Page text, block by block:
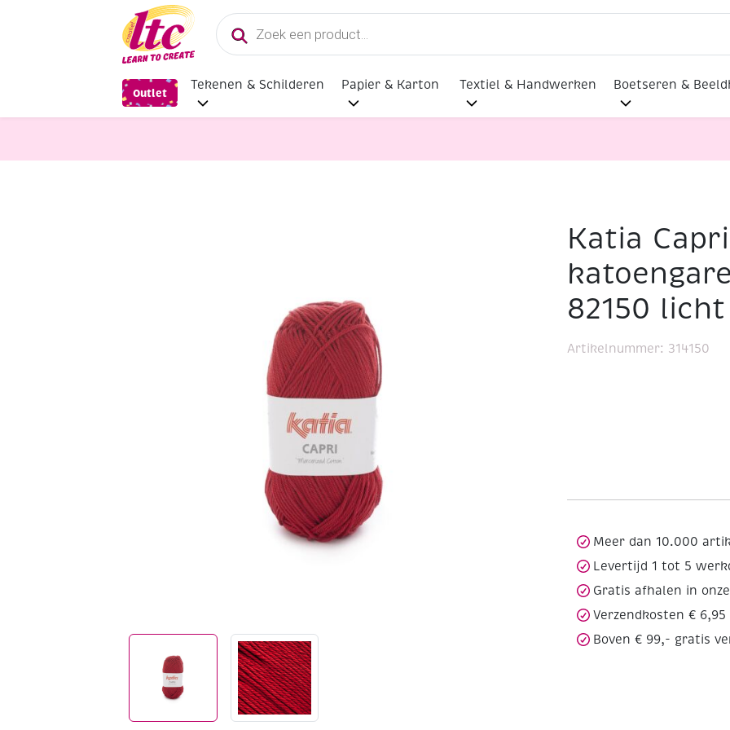
Producten
zoeken
Outlet
Tekenen & Schilderen Papier & Karton Textiel & Handwerken Boetseren &
Katia Capri gemerceriseerd katoengaren, 50 gram, 82150 licht bordeaux
Katia
82150
Artikelnummer: 314150
Meer dan 10.000
Levertijd 1 tot 5
Gratis afhalen in
Verzendkosten € 6,95
Boven € 99,- gratis